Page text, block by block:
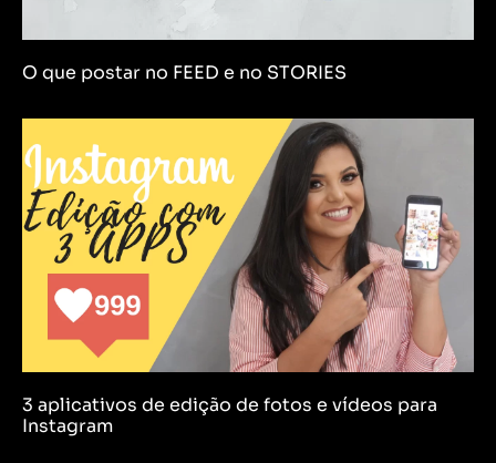
O que postar no FEED e no STORIES
3 aplicativos de edição de fotos e vídeos para
Instagram